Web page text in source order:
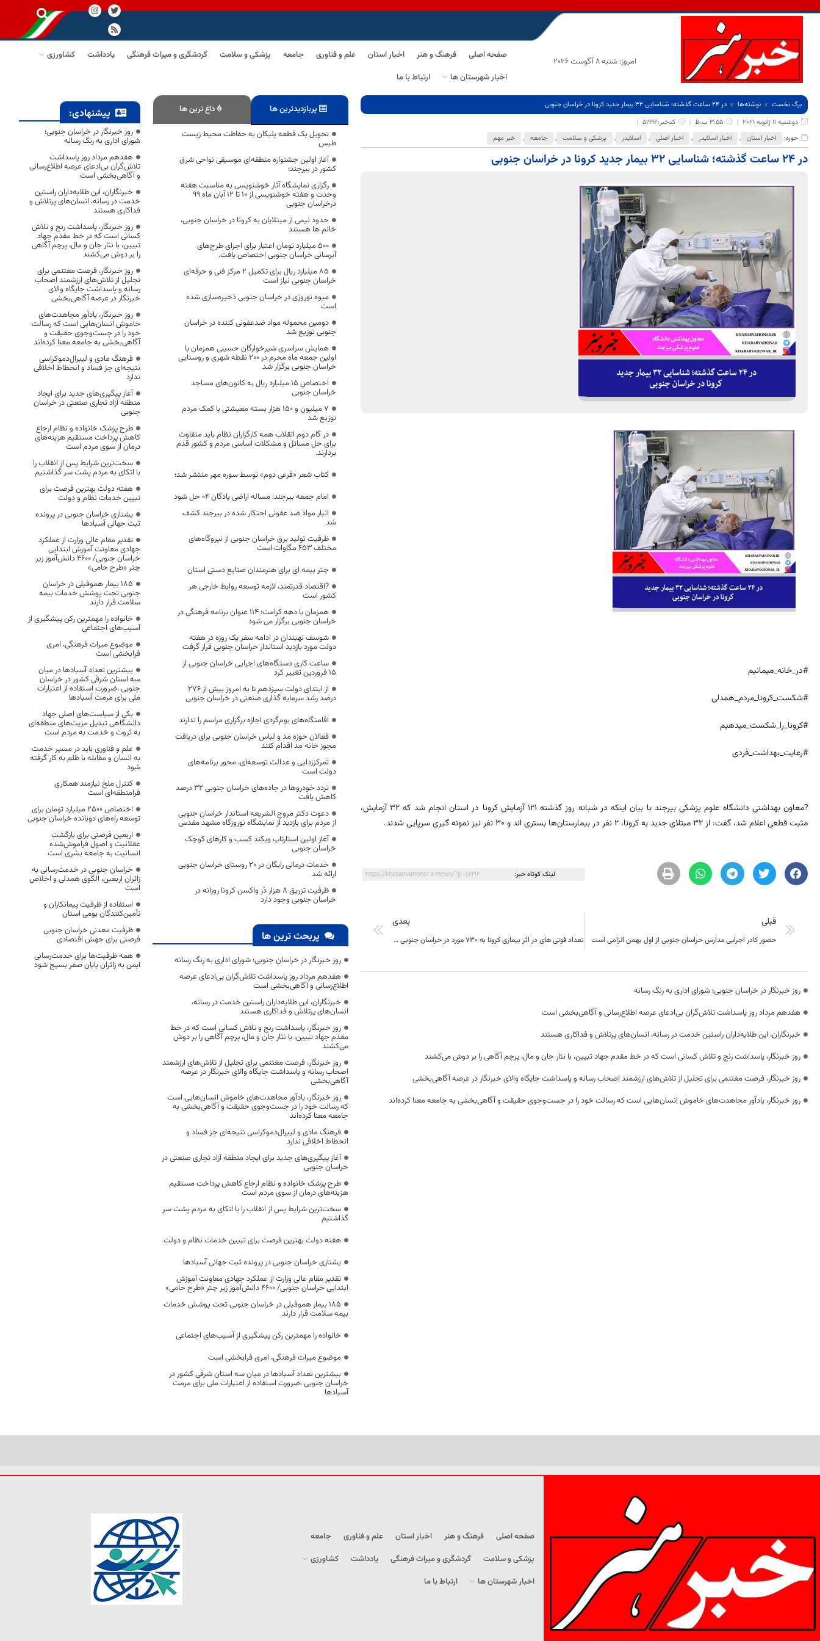
امروز: شنبه 8 آگوست 2026
صفحه اصلی فرهنگ و هنر اخبار استان علم و فناوری جامعه پزشکی و سلامت گردشگری و میراث فرهنگی یادداشت
کشاورزی
اخبار شهرستان ها
ارتباط با ما
برگ نخست نوشته‌ها
در 24 ساعت گذشته؛ شناسایی 32 بیمار جدید کرونا در خراسان جنوبی
دوشنبه 11 ژانویه 2021
3:55 ب.ظ
کدخبر:51992
حوزه:
اخبار استان , اخبار اسلایدر , اخبار اصلی , اسلایدر , پزشکی و سلامت , جامعه , خبر مهم
در 24 ساعت گذشته؛ شناسایی 32 بیمار جدید کرونا در خراسان جنوبی
#در_خانه_میمانیم
#شکست_کرونا_مردم_همدلی
#کرونا_را_شکست_میدهیم
#رعایت_بهداشت_فردی
?معاون بهداشتی دانشگاه علوم پزشکی بیرجند با بیان اینکه در شبانه روز گذشته 121 آزمایش کرونا در استان انجام شد که 32 آزمایش،
مثبت قطعی اعلام شد، گفت: از 32 مبتلای جدید به کرونا، 2 نفر در بیمارستان‌ها بستری اند و 30 نفر نیز نمونه گیری سرپایی شدند.
لینک کوتاه خبر: https://khabarvahonar.ir/news/?p=51992
قبلی
حضور کادر اجرایی مدارس خراسان جنوبی از اول بهمن الزامی است
بعدی
تعداد فوتی های در اثر بیماری کرونا به 730 مورد در خراسان جنوبی رسید؛
روز خبرنگار در خراسان جنوبی؛ شورای اداری به رنگ رسانه
هفدهم مرداد روز پاسداشت تلاش‌گران بی‌ادعای عرصه اطلاع‌رسانی و آگاهی‌بخشی است
خبرنگاران، این طلایه‌داران راستین خدمت در رسانه، انسان‌های پرتلاش و فداکاری هستند
روز خبرنگار، پاسداشت رنج و تلاش کسانی است که در خط مقدم جهاد تبیین، با نثار جان و مال، پرچم آگاهی را بر دوش می‌کشند
روز خبرنگار، فرصت مغتنمی برای تجلیل از تلاش‌های ارزشمند اصحاب رسانه و پاسداشت جایگاه والای خبرنگار در عرصه آگاهی‌بخشی
روز خبرنگار، یادآور مجاهدت‌های خاموش انسان‌هایی است که رسالت خود را در جست‌وجوی حقیقت و آگاهی‌بخشی به جامعه معنا کرده‌اند
پربازدیدترین ها داغ ترین ها
تحویل یک قطعه پلیکان به حفاظت محیط زیست
طبس
آغاز اولین جشنواره منطقه‌ای موسیقی نواحی شرق
کشور در بیرجند؛
رگزاری نمایشگاه آثار خوشنویسی به مناسبت هفته
وحدت و هفته خوشنویسی از 10 تا 12 آبان ماه 99
درخراسان جنوبی
حدود نیمی از مبتلایان به کرونا در خراسان جنوبی،
خانم‌ ها هستند
۵۰۰ میلیارد تومان اعتبار برای اجرای طرح‌های
آبرسانی خراسان جنوبی اختصاص یافت.
۸۵ میلیارد ریال برای تکمیل ۲ مرکز فنی و حرفه‌ای
خراسان جنوبی نیاز است
میوه نوروزی در خراسان جنوبی ذخیره‌سازی شده
است
دومین محموله مواد ضدعفونی کننده در خراسان
جنوبی توزیع شد
همایش سراسری شیرخوارگان حسینی همزمان با
اولین جمعه ماه محرم در ۲۰۰ نقطه شهری و روستایی
خراسان جنوبی برگزار شد
اختصاص ۱۵ میلیارد ریال به کانون‌های مساجد
خراسان جنوبی
۷ میلیون و ۱۵۰ هزار بسته معیشتی با کمک مردم
توزیع شد
در گام دوم انقلاب همه کارگزاران نظام باید متفاوت
برای حل مسائل و مشکلات اساسی مردم و کشور قدم
بردارند.
کتاب شعر «فرعی دوم» توسط سوره مهر منتشر شد؛
امام جمعه بیرجند: مساله اراضی پادگان ۰۴ حل شود
انبار مواد ضد عفونی احتکار شده در بیرجند کشف
شد
ظرفیت تولید برق خراسان جنوبی از نیروگاه‌های
مختلف ۶۵۳ مگاوات است
چتر بیمه ای برای هنرمندان صنایع دستی استان
?اقتصاد قدرتمند، لازمه توسعه روابط خارجی هر
کشور است
همزمان با دهه کرامت؛ ۱۱۴ عنوان برنامه فرهنگی در
خراسان جنوبی برگزار می شود
شوسف نهبندان در ادامه سفر یک روزه در هفته
دولت مورد بازدید استاندار خراسان جنوبی قرار گرفت
ساعت کاری دستگاه‌های اجرایی خراسان جنوبی از
15 فروردین تغییر کرد
از ابتدای دولت سیزدهم تا به امروز بیش از ۲۷۶
درصد رشد سرمایه گذاری صنعتی در خراسان جنوبی
اقامتگاه‌های بوم‌گردی اجازه برگزاری مراسم را ندارند
فعالان حوزه مد و لباس خراسان جنوبی برای دریافت
مجوز خانه مد اقدام کنند
تمرکززدایی و عدالت توسعه‌ای، محور برنامه‌های
دولت است
تردد خودروها در جاده‌های خراسان جنوبی ۳۲ درصد
کاهش یافت
دعوت دکتر مروج الشریعه استاندار خراسان جنوبی
از مردم برای بازدید از نمایشگاه نوروزگاه مشهد مقدس
آغاز اولین استارتاپ ویکند کسب و کار‌های کوچک
خراسان جنوبی
خدمات درمانی رایگان در ۲۰ روستای خراسان جنوبی
ارائه شد
ظرفیت تزریق ۸ هزار دُز واکسن کرونا روزانه در
خراسان جنوبی وجود دارد
پربحث ترین ها
روز خبرنگار در خراسان جنوبی؛ شورای اداری به رنگ رسانه
هفدهم مرداد روز پاسداشت تلاش‌گران بی‌ادعای عرصه
اطلاع‌رسانی و آگاهی‌بخشی است
خبرنگاران، این طلایه‌داران راستین خدمت در رسانه،
انسان‌های پرتلاش و فداکاری هستند
روز خبرنگار، پاسداشت رنج و تلاش کسانی است که در خط
مقدم جهاد تبیین، با نثار جان و مال، پرچم آگاهی را بر دوش
می‌کشند
روز خبرنگار، فرصت مغتنمی برای تجلیل از تلاش‌های ارزشمند
اصحاب رسانه و پاسداشت جایگاه والای خبرنگار در عرصه
آگاهی‌بخشی
روز خبرنگار، یادآور مجاهدت‌های خاموش انسان‌هایی است
که رسالت خود را در جست‌وجوی حقیقت و آگاهی‌بخشی به
جامعه معنا کرده‌اند
فرهنگ مادی و لیبرال‌دموکراسی نتیجه‌ای جز فساد و
انحطاط اخلاقی ندارد
آغاز پیگیری‌های جدید برای ایجاد منطقه آزاد تجاری صنعتی در
خراسان جنوبی
طرح پزشک خانواده و نظام ارجاع کاهش پرداخت مستقیم
هزینه‌های درمان از سوی مردم است
سخت‌ترین شرایط پس از انقلاب را با اتکای به مردم پشت سر
گذاشتیم
هفته دولت بهترین فرصت برای تبیین خدمات نظام و دولت
یشتازی خراسان جنوبی در پرونده ثبت جهانی آسبادها
تقدیر مقام عالی وزارت از عملکرد جهادی معاونت آموزش
ابتدایی خراسان جنوبی/ ۴۶۰۰ دانش‌آموز زیر چتر «طرح حامی»
۱۸۵ بیمار هموفیلی در خراسان جنوبی تحت پوشش خدمات
بیمه سلامت قرار دارند
خانواده را مهمترین رکن پیشگیری از آسیب‌های اجتماعی
موضوع میراث فرهنگی، امری فرابخشی است
بیشترین تعداد آسبادها در میان سه استان شرقی کشور در
خراسان جنوبی ،ضرورت استفاده از اعتبارات ملی برای مرمت
آسبادها
پیشنهادی:
روز خبرنگار در خراسان جنوبی؛
شورای اداری به رنگ رسانه
هفدهم مرداد روز پاسداشت
تلاش‌گران بی‌ادعای عرصه اطلاع‌رسانی
و آگاهی‌بخشی است
خبرنگاران، این طلایه‌داران راستین
خدمت در رسانه، انسان‌های پرتلاش و
فداکاری هستند
روز خبرنگار، پاسداشت رنج و تلاش
کسانی است که در خط مقدم جهاد
تبیین، با نثار جان و مال، پرچم آگاهی
را بر دوش می‌کشند
روز خبرنگار، فرصت مغتنمی برای
تجلیل از تلاش‌های ارزشمند اصحاب
رسانه و پاسداشت جایگاه والای
خبرنگار در عرصه آگاهی‌بخشی
روز خبرنگار، یادآور مجاهدت‌های
خاموش انسان‌هایی است که رسالت
خود را در جست‌وجوی حقیقت و
آگاهی‌بخشی به جامعه معنا کرده‌اند
فرهنگ مادی و لیبرال‌دموکراسی
نتیجه‌ای جز فساد و انحطاط اخلاقی
ندارد
آغاز پیگیری‌های جدید برای ایجاد
منطقه آزاد تجاری صنعتی در خراسان
جنوبی
طرح پزشک خانواده و نظام ارجاع
کاهش پرداخت مستقیم هزینه‌های
درمان از سوی مردم است
سخت‌ترین شرایط پس از انقلاب را
با اتکای به مردم پشت سر گذاشتیم
هفته دولت بهترین فرصت برای
تبیین خدمات نظام و دولت
یشتازی خراسان جنوبی در پرونده
ثبت جهانی آسبادها
تقدیر مقام عالی وزارت از عملکرد
جهادی معاونت آموزش ابتدایی
خراسان جنوبی/ ۴۶۰۰ دانش‌آموز زیر
چتر «طرح حامی»
۱۸۵ بیمار هموفیلی در خراسان
جنوبی تحت پوشش خدمات بیمه
سلامت قرار دارند
خانواده را مهمترین رکن پیشگیری از
آسیب‌های اجتماعی
موضوع میراث فرهنگی، امری
فرابخشی است
بیشترین تعداد آسبادها در میان
سه استان شرقی کشور در خراسان
جنوبی ،ضرورت استفاده از اعتبارات
ملی برای مرمت آسبادها
یکی از سیاست‌های اصلی جهاد
دانشگاهی تبدیل مزیت‌های منطقه‌ای
به ثروت و خدمت به مردم است
علم و فناوری باید در مسیر خدمت
به انسان و مقابله با ظلم به کار گرفته
شود
کنترل ملخ نیازمند همکاری
فرامنطقه‌ای است
اختصاص 2500 میلیارد تومان برای
توسعه راه‌های دوبانده خراسان جنوبی
اربعین فرصتی برای بازگشت
عقلانیت و اصول فراموش‌شده
انسانیت به جامعه بشری است
خراسان جنوبی در خدمت‌رسانی به
زائران اربعین، الگوی همدلی و اخلاص
است
استفاده از ظرفیت پیمانکاران و
تأمین‌کنندگان بومی استان
ظرفیت معدنی خراسان جنوبی
فرصتی برای جهش اقتصادی
همه ظرفیت‌ها برای خدمت‌رسانی
ایمن به زائران پایان صفر بسیج شود
صفحه اصلی فرهنگ و هنر اخبار استان علم و فناوری
جامعه
پزشکی و سلامت
گردشگری و میراث فرهنگی یادداشت
کشاورزی
اخبار شهرستان ها
ارتباط با ما